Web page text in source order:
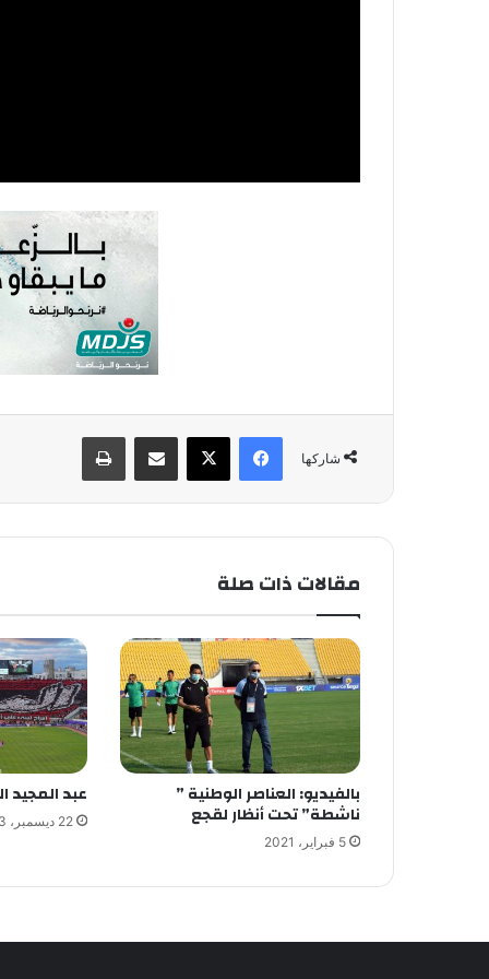
شاركها
فيسبوك
مقالات ذات صلة
بالفيديو: العناصر الوطنية ”
ناشطة” تحت أنظار لقجع
5 فبراير، 2021
عبد المجيد
22 ديسمبر، 2023